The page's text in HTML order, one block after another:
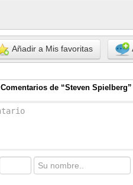
Añadir a Mis favoritas
Comentarios de “Steven Spielberg”